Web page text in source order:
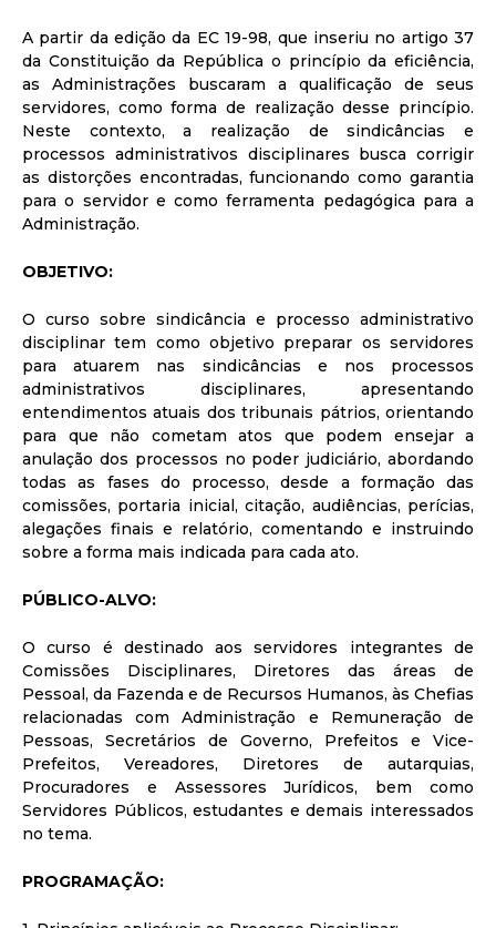
A partir da edição da EC 19-98, que inseriu no artigo 37
da Constituição da República o princípio da eficiência,
as Administrações buscaram a qualificação de seus
servidores, como forma de realização desse princípio.
Neste contexto, a realização de sindicâncias e
processos administrativos disciplinares busca corrigir
as distorções encontradas, funcionando como garantia
para o servidor e como ferramenta pedagógica para a
Administração.
OBJETIVO:
O curso sobre sindicância e processo administrativo
disciplinar tem como objetivo preparar os servidores
para atuarem nas sindicâncias e nos processos
administrativos disciplinares, apresentando
entendimentos atuais dos tribunais pátrios, orientando
para que não cometam atos que podem ensejar a
anulação dos processos no poder judiciário, abordando
todas as fases do processo, desde a formação das
comissões, portaria inicial, citação, audiências, perícias,
alegações finais e relatório, comentando e instruindo
sobre a forma mais indicada para cada ato.
PÚBLICO-ALVO:
O curso é destinado aos servidores integrantes de
Comissões Disciplinares, Diretores das áreas de
Pessoal, da Fazenda e de Recursos Humanos, às Chefias
relacionadas com Administração e Remuneração de
Pessoas, Secretários de Governo, Prefeitos e Vice-
Prefeitos, Vereadores, Diretores de autarquias,
Procuradores e Assessores Jurídicos, bem como
Servidores Públicos, estudantes e demais interessados
no tema.
PROGRAMAÇÃO: